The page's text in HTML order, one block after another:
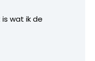
is wat ik de